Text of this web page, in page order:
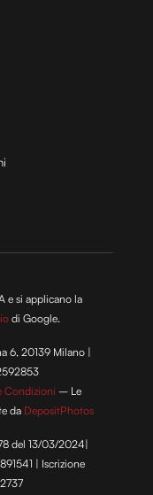
e si applicano la
di Google.
6, 20139 Milano |
Condizioni – Le
da DepositPhotos
del 13/03/2024|
| Iscrizione